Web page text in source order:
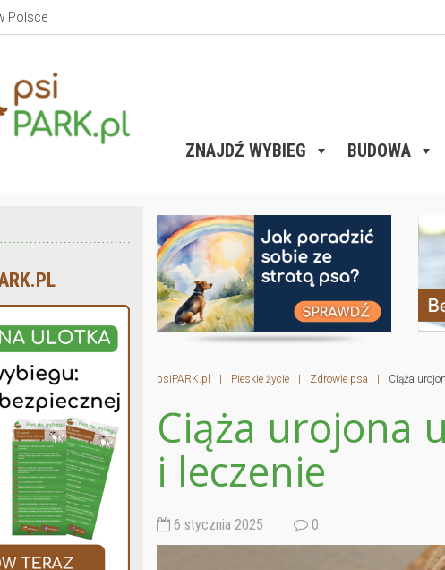
Polsce
ZNAJDŹ WYBIEG BUDOWA
psiPARK.pl Pieskie życie Zdrowie psa Ciąża
Ciąża urojona
i leczenie
6 stycznia 2025 0